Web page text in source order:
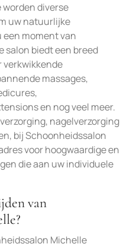
diverse
uw natuurlijke
moment van
salon biedt een breed
verkwikkende
massages,
en nog veel meer.
nagelverzorging
bij Schoonheidssalon
voor hoogwaardige en
die aan uw individuele
van
Michelle